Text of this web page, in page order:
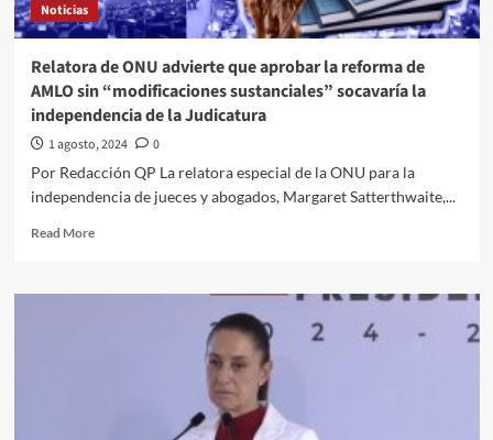
Noticias
Relatora de ONU advierte que aprobar la reforma de
AMLO sin “modificaciones sustanciales” socavaría la
independencia de la Judicatura
1 agosto, 2024
0
Por Redacción QP La relatora especial de la ONU para la
independencia de jueces y abogados, Margaret Satterthwaite,...
Read MoreRead
Relatora